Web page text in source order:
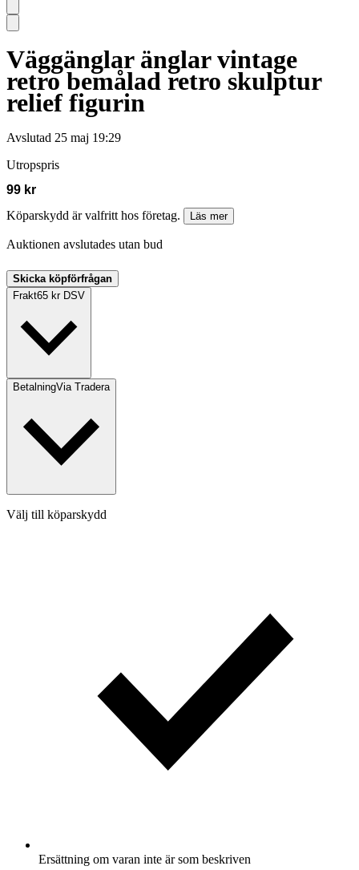
Väggänglar änglar vintage
retro bemålad retro skulptur
relief figurin
Avslutad 25 maj 19:29
Utropspris
99 kr
Köparskydd är valfritt hos företag.
Läs mer
Auktionen avslutades utan bud
Skicka köpförfrågan
Frakt65 kr DSV
BetalningVia Tradera
Välj till köparskydd
Ersättning om varan inte är som beskriven